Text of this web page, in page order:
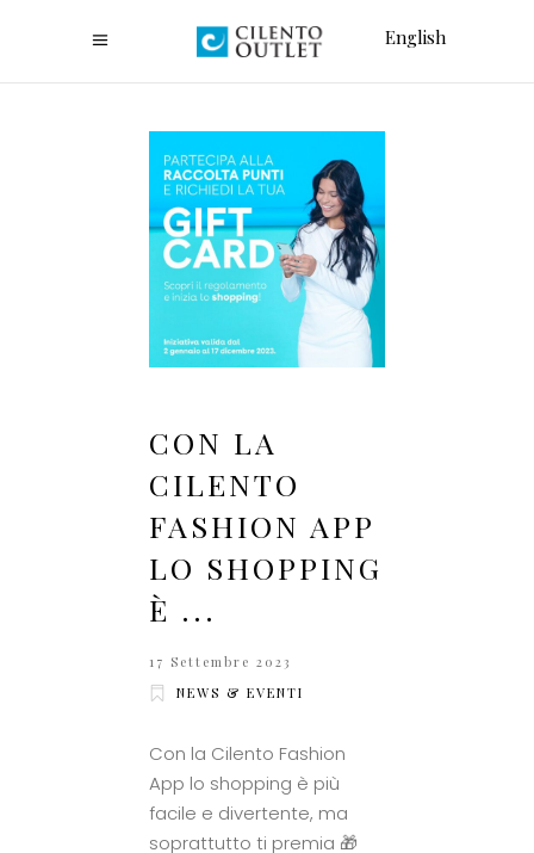
English
CON LA
CILENTO
FASHION APP
LO SHOPPING
È ...
17 Settembre 2023
NEWS & EVENTI
Con la Cilento Fashion
App lo shopping è più
facile e divertente, ma
soprattutto ti premia 🎁